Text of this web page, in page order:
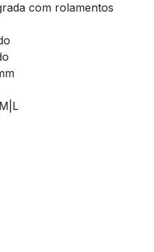
com rolamentos